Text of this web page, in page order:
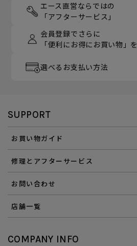
エース直営ならではの
「アフターサービス」
会員登録でさらに
「便利にお得にお買い物」を
選べるお支払い方法
SUPPORT
お買い物ガイド
修理とアフターサービス
お問い合わせ
店舗一覧
COMPANY INFO